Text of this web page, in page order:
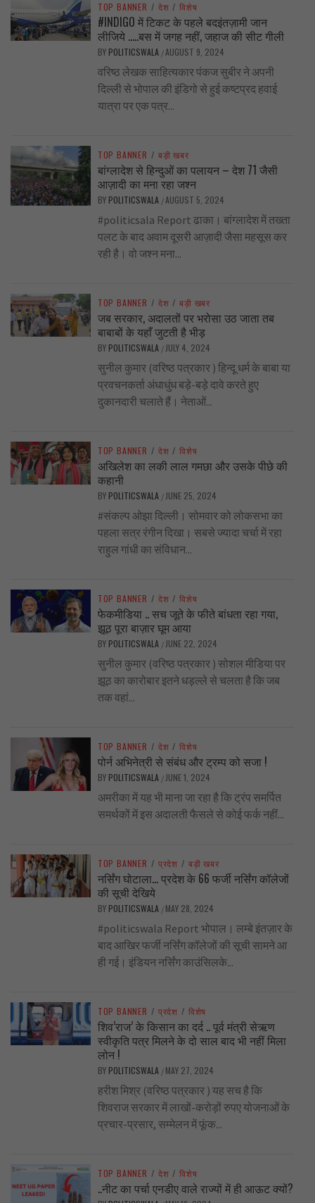
TOP BANNER / देश / विशेष
#INDIGO में टिकट के पहले बदइंतज़ामी जान
लीजिये …..बस में जगह नहीं, जहाज की सीट गीली
BY POLITICSWALA /AUGUST 9, 2024
वरिष्ठ लेखक साहित्यकार पंकज सुबीर ने अपनी
दिल्ली से भोपाल की इंडिगो से हुई कष्टप्रद हवाई
यात्रा पर एक पत्र...
TOP BANNER / बड़ी खबर
बांग्लादेश से हिन्दुओं का पलायन – देश 71 जैसी
आज़ादी का मना रहा जश्न
BY POLITICSWALA /AUGUST 5, 2024
#politicsala Report ढाका। बांग्लादेश में तख्ता
पलट के बाद अवाम दूसरी आज़ादी जैसा महसूस कर
रही है। वो जश्न मना...
TOP BANNER / देश / बड़ी खबर
जब सरकार, अदालतों पर भरोसा उठ जाता तब
बाबाबों के यहाँ जुटती है भीड़
BY POLITICSWALA /JULY 4, 2024
सुनील कुमार (वरिष्ठ पत्रकार ) हिन्दू धर्म के बाबा या
प्रवचनकर्ता अंधाधुंध बड़े-बड़े दावे करते हुए
दुकानदारी चलाते हैं। नेताओं...
TOP BANNER / देश / विशेष
अखिलेश का लकी लाल गमछा और उसके पीछे की
कहानी
BY POLITICSWALA /JUNE 25, 2024
#संकल्प ओझा दिल्ली। सोमवार को लोकसभा का
पहला सत्र रंगीन दिखा। सबसे ज्यादा चर्चा में रहा
राहुल गांधी का संविधान...
TOP BANNER / देश / विशेष
फेकमीडिया .. सच जूते के फीते बांधता रहा गया,
झूठ पूरा बाज़ार घूम आया
BY POLITICSWALA /JUNE 22, 2024
सुनील कुमार (वरिष्ठ पत्रकार ) सोशल मीडिया पर
झूठ का कारोबार इतने धड़ल्ले से चलता है कि जब
तक वहां...
TOP BANNER / देश / विशेष
पोर्न अभिनेत्री से संबंध और ट्रम्प को सजा !
BY POLITICSWALA /JUNE 1, 2024
अमरीका में यह भी माना जा रहा है कि ट्रंप समर्पित
समर्थकों में इस अदालती फैसले से कोई फर्क नहीं...
TOP BANNER / प्रदेश / बड़ी खबर
नर्सिंग घोटाला… प्रदेश के 66 फर्जी नर्सिंग कॉलेजों
की सूची देखिये
BY POLITICSWALA / MAY 28, 2024
#politicswala Report भोपाल। लम्बे इंतज़ार के
बाद आखिर फर्जी नर्सिंग कॉलेजों की सूची सामने आ
ही गई। इंडियन नर्सिंग काउंसिलके...
TOP BANNER / प्रदेश / विशेष
शिव’राज’ के किसान का दर्द .. पूर्व मंत्री सेऋण
स्वीकृति पत्र मिलने के दो साल बाद भी नहीं मिला
लोन !
BY POLITICSWALA / MAY 27, 2024
हरीश मिश्र (वरिष्ठ पत्रकार ) यह सच है कि
शिवराज सरकार में लाखों-करोड़ों रुपए योजनाओं के
प्रचार-प्रसार, सम्मेलन में फूंक...
TOP BANNER / देश / विशेष
..नीट का पर्चा एनडीए वाले राज्यों में ही आऊट क्यों?